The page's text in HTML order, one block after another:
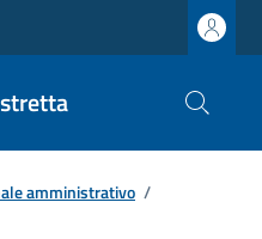
amministrativo /